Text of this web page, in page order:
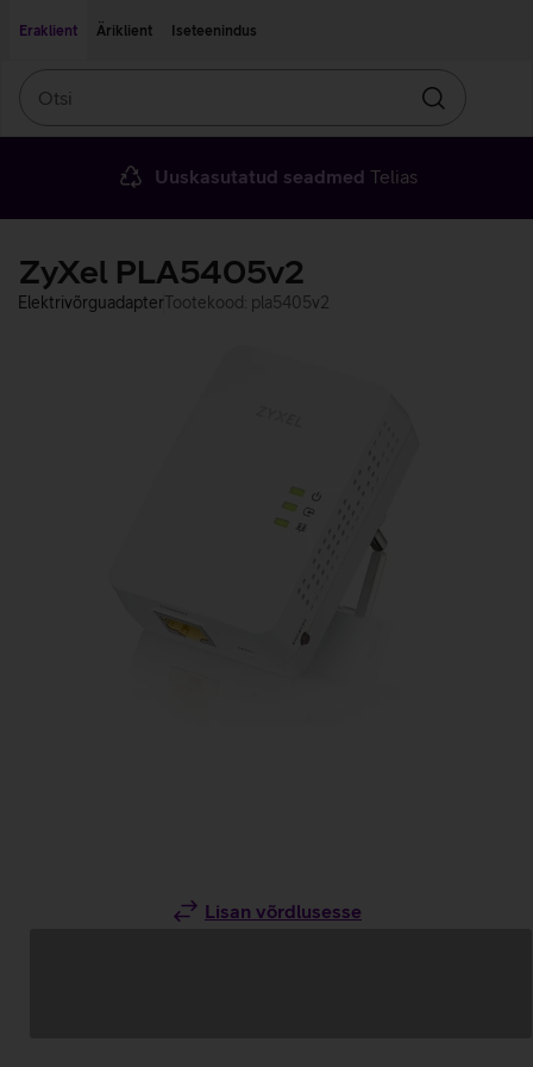
Eraklient
Äriklient Iseteenindus
Otsin
Uuskasutatud seadmed Telias
ZyXel PLA5405v2
ElektrivõrguadapterTootekood: pla5405v2
Lisan võrdlusesse